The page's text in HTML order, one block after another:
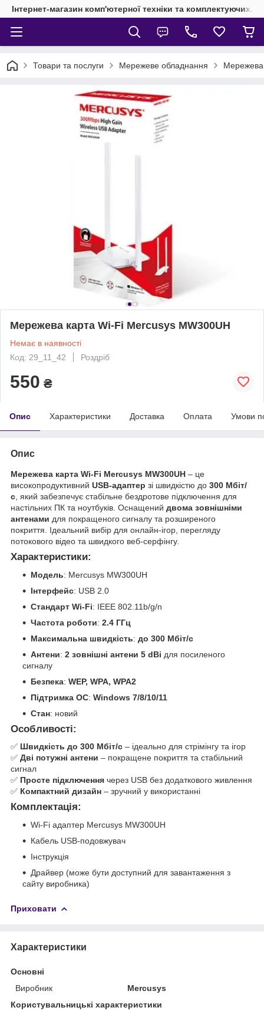
Інтернет-магазин комп'ютерної техніки та комплектуючих.
Товари та послуги Мережеве обладнання Мережева
Мережева карта Wi-Fi Mercusys MW300UH
Немає в наявності
Код: 29_11_42
Роздріб
550 ₴
Опис Характеристики Доставка Оплата Умови
Опис
Мережева карта Wi-Fi Mercusys MW300UH – це
високопродуктивний USB-адаптер зі швидкістю до 300 Мбіт/
с , який забезпечує стабільне бездротове підключення для
настільних ПК та ноутбуків. Оснащений двома зовнішніми
антенами для покращеного сигналу та розширеного
покриття. Ідеальний вибір для онлайн-ігор, перегляду
потокового відео та швидкого веб-серфінгу.
Характеристики:
Модель: Mercusys MW300UH
Інтерфейс: USB 2.0
Стандарт Wi-Fi: IEEE 802.11b/g/n
Частота роботи: 2.4 ГГц
Максимальна швидкість: до 300 Мбіт/с
Антени: 2 зовнішні антени 5 dBi для посиленого
сигналу
Безпека: WEP, WPA, WPA2
Підтримка ОС: Windows 7/8/10/11
Стан: новий
Особливості:
✅ Швидкість до 300 Мбіт/с – ідеально для стрімінгу та ігор
✅ Дві потужні антени – покращене покриття та стабільний
сигнал
✅ Просте підключення через USB без додаткового живлення
✅ Компактний дизайн – зручний у використанні
Комплектація:
Wi-Fi адаптер Mercusys MW300UH
Кабель USB-подовжувач
Інструкція
Драйвер (може бути доступний для завантаження з
сайту виробника)
Приховати
Характеристики
Основні
Виробник
Mercusys
Користувальницькі характеристики